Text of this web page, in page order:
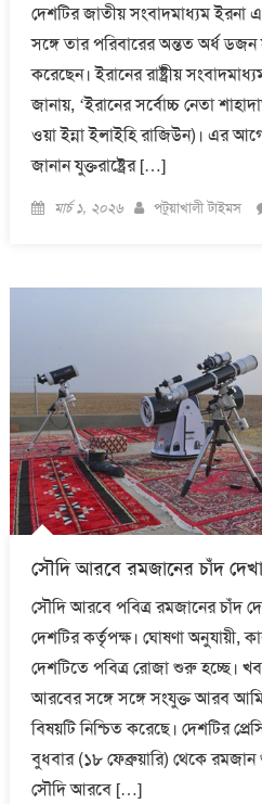
দেশটির জাতীয় সংবাদমাধ্যম ইরনা
সঙ্গে তার পরিবারের অন্তত অর্ধ
করেছেন। ইরানের রাষ্ট্রীয়
জানায়, ‘ইরানের সর্বোচ্চ নেতা
ওয়া ইন্না ইলাইহি রাজিউন)। এর
জানান যুক্তরাষ্ট্রের […]
Posted
মার্চ ১, ২০২৬ Author
পটুয়াখালী টাইমস
সৌদি আরবে রমজানের চাঁদ
সৌদি আরবে পবিত্র রমজানের চাঁদ
দেশটির কর্তৃপক্ষ। ঘোষণা অনুযায়ী,
দেশটিতে পবিত্র রোজা শুরু হচ্ছে।
আরবের সঙ্গে সঙ্গে সংযুক্ত আরব
বিষয়টি নিশ্চিত করেছে। দেশটির
বুধবার (১৮ ফেব্রুয়ারি) থেকে
সৌদি আরবে […]